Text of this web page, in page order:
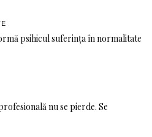
psihicul suferința în normalitate
nu se pierde. Se